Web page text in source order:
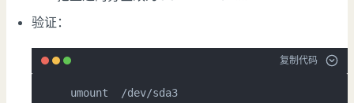
验证：
复制代码